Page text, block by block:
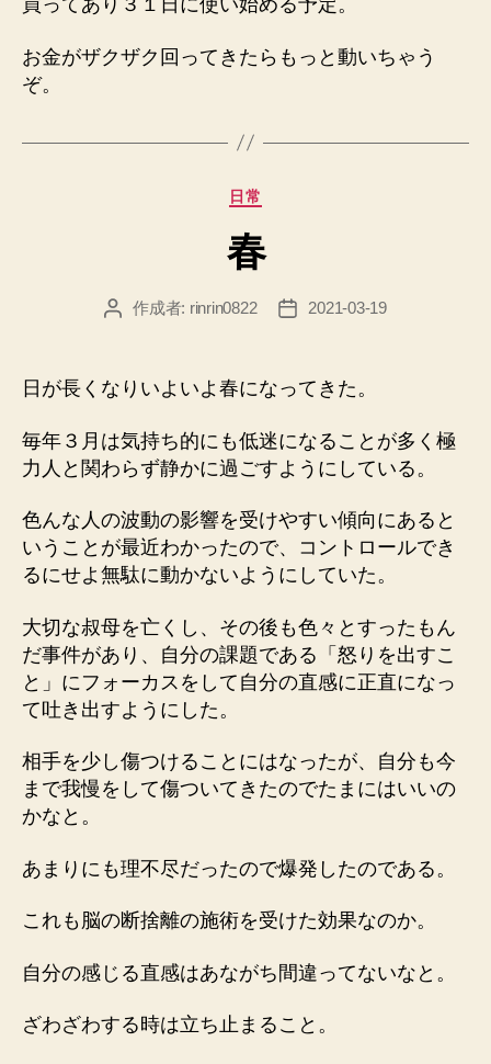
買ってあり３１日に使い始める予定。
お金がザクザク回ってきたらもっと動いちゃう
ぞ。
カ
ゴ
リ
日常
春
投 作成者: rinrin0822
投
2021-03-19
日が長くなりいよいよ春になってきた。
毎年３月は気持ち的にも低迷になることが多く極
力人と関わらず静かに過ごすようにしている。
色んな人の波動の影響を受けやすい傾向にあると
いうことが最近わかったので、コントロールでき
るにせよ無駄に動かないようにしていた。
大切な叔母を亡くし、その後も色々とすったもん
だ事件があり、自分の課題である「怒りを出すこ
と」にフォーカスをして自分の直感に正直になっ
て吐き出すようにした。
相手を少し傷つけることにはなったが、自分も今
まで我慢をして傷ついてきたのでたまにはいいの
かなと。
あまりにも理不尽だったので爆発したのである。
これも脳の断捨離の施術を受けた効果なのか。
自分の感じる直感はあながち間違ってないなと。
ざわざわする時は立ち止まること。